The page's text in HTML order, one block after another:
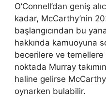
O’Connell’dan geniş
kadar, McCarthy’nin
başlangıcından bu
hakkında kamuoyuna
becerilere ve
noktada Murray
haline gelirse
oynarken bulabilir.